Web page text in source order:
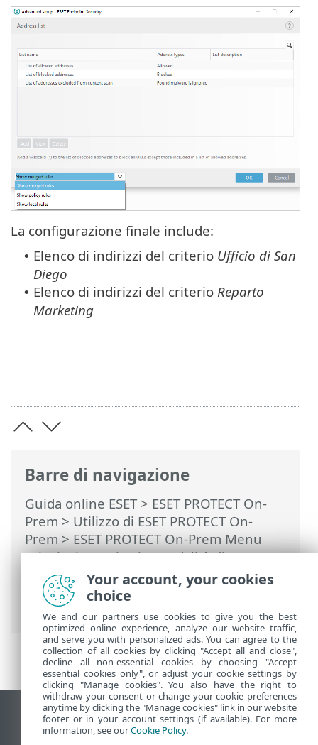
Barre di navigazione
Guida online ESET> ESET PROTECT On-
Prem > Utilizzo di ESET PROTECT On-
Prem>ESET PROTECT On-Prem Menu
principale>Criteri>Modalità di
applicazione dei criteri ai client >Unione
dei criteri
> Esempio di scenario di
unione di criteri
La configurazione finale include:
• Elenco di indirizzi del criterio Ufficio di San
Diego
• Elenco di indirizzi del criterio Reparto
Marketing
Visualizza sito desktop
End of Life
Your account, your cookies
choice
We and our partners use cookies to give you the best
optimized online experience, analyze our website traffic,
and serve you with personalized ads. You can agree to the
collection of all cookies by clicking "Accept all and close",
decline all non-essential cookies by choosing "Accept
essential cookies only", or adjust your cookie settings by
clicking "Manage cookies". You also have the right to
withdraw your consent or change your cookie preferences
anytime by clicking the "Manage cookies" link in our website
footer or in your account settings (if available). For more
information, see ourCookie Policy.